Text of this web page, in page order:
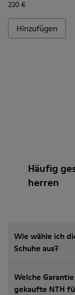
220 €
Hinzufügen
Häufig
herren
Wie wähle ich
Schuhe aus?
Welche
gekaufte NTH